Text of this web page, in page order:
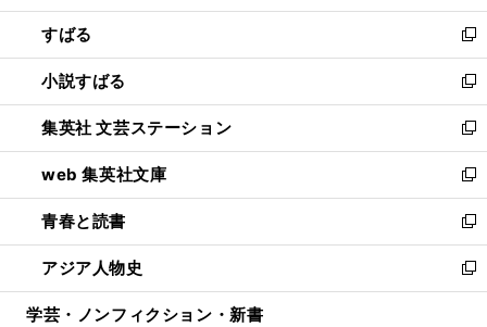
開
く
ウ
で
開
く
ン
ド
ウ
で
開
く
すばる
新
し
い
ウ
ィ
ン
ド
ウ
で
開
く
小説すばる
新
し
い
ウ
ィ
ン
ド
ウ
で
開
集英社 文芸ステーション
新
し
い
ウ
ィ
ン
ド
ウ
web 集英社文庫
新
し
い
ウ
ィ
ン
青春と読書
新
し
い
ウ
アジア人物史
新
し
学芸・ノンフィクション・新書